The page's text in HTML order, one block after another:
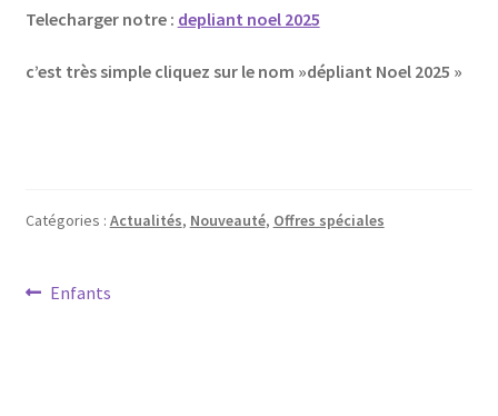
Telecharger notre : depliant noel 2025
c’est très simple cliquez sur le nom »dépliant Noel 2025 »
Catégories : Actualités, Nouveauté, Offres spéciales
Enfants